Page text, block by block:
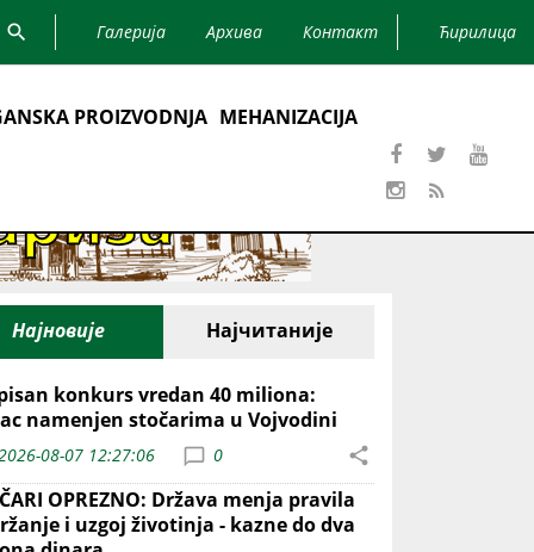
Галерија Архива Контакт Ћирилица
PROIZVODNJA MEHANIZACIJA
Најновије Најчитаније
konkurs vredan 40 miliona:
namenjen stočarima u Vojvodini
08-07 12:27:06 0
OPREZNO: Država menja pravila
i uzgoj životinja - kazne do dva